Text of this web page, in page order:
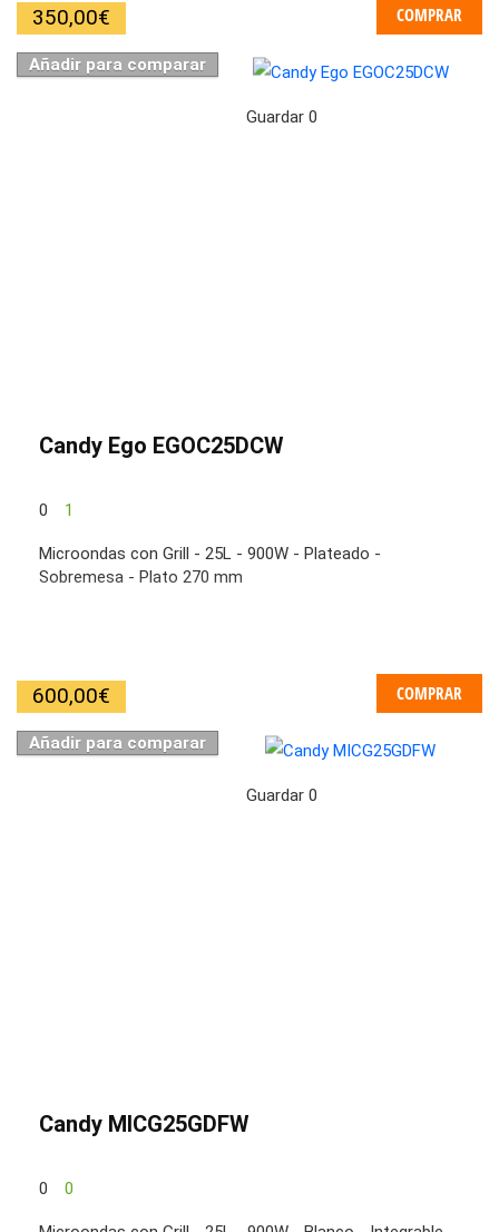
350,00€ COMPRAR
Añadir para comparar
Guardar 0
Candy Ego EGOC25DCW
0 1
Microondas con Grill - 25L - 900W - Plateado -
Sobremesa - Plato 270 mm
600,00€ COMPRAR
Añadir para comparar
Guardar 0
Candy MICG25GDFW
0 0